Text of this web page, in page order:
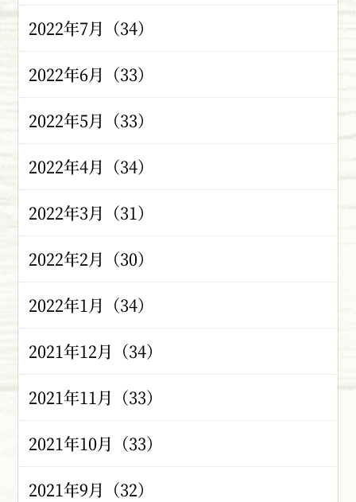
2022年7月（34）
2022年6月（33）
2022年5月（33）
2022年4月（34）
2022年3月（31）
2022年2月（30）
2022年1月（34）
2021年12月（34）
2021年11月（33）
2021年10月（33）
2021年9月（32）